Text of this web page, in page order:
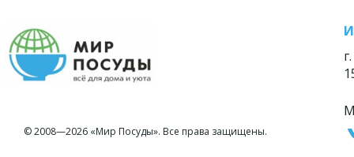
© 2008—2026 «Мир Посуды». Все права защищены.